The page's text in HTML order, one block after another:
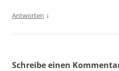
Antworten ↓
Schreibe einen